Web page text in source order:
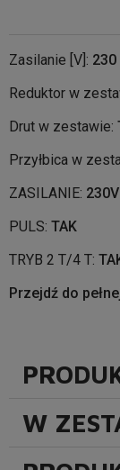
Zasilanie [V]: 230
Reduktor w
Drut w zestawie:
Przyłbica w
ZASILANIE:
PULS: TAK
TRYB 2 T/4 T:
Przejdź do
W